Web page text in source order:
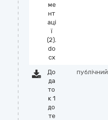
ме
нт
аці
ї
(2).
do
cx
До
да
то
к 1
до
те
публічний